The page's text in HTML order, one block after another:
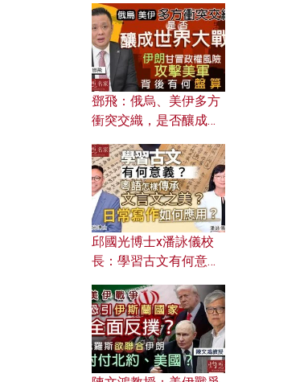
何避免遭AI演算法操
控？
鄧飛：俄烏、美伊多方
衝突交織，是否釀成世
風險攻擊美軍，背後有
何盤算？
邱國光博士x潘詠儀校
長：學習古文有何意
文之美？ 日常寫作如何
應用？